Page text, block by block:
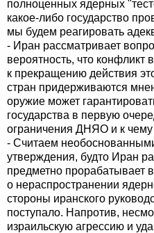
полноценных ядерных
какое-либо государство
мы будем реагировать
- Иран рассматривает
вероятность, что конфликт
к прекращению действия
стран придерживаются
оружие может
государства в первую
ограничения ДНЯО и к чему
- Считаем
утверждения, будто Иран
предметно прорабатывает
о нераспространении
стороны иранского
поступало. Напротив,
израильскую агрессию и